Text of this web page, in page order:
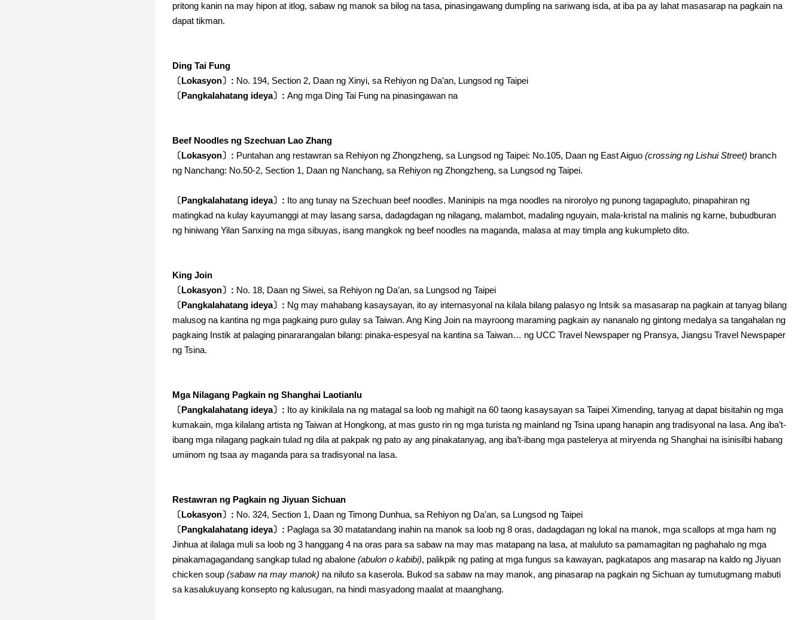
pritong kanin na may hipon at itlog, sabaw ng manok sa bilog na tasa, pinasingawang dumpling na sariwang isda, at iba pa ay lahat masasarap na pagkain na
dapat tikman.
Ding Tai Fung
〔Lokasyon〕: No. 194, Section 2, Daan ng Xinyi, sa Rehiyon ng Da’an, Lungsod ng Taipei
〔Pangkalahatang ideya〕: Ang mga Ding Tai Fung na pinasingawan na
Beef Noodles ng Szechuan Lao Zhang
〔Lokasyon〕: Puntahan ang restawran sa Rehiyon ng Zhongzheng, sa Lungsod ng Taipei: No.105, Daan ng East Aiguo (crossing ng Lishui Street) branch
ng Nanchang: No.50-2, Section 1, Daan ng Nanchang, sa Rehiyon ng Zhongzheng, sa Lungsod ng Taipei.
〔Pangkalahatang ideya〕: Ito ang tunay na Szechuan beef noodles. Maninipis na mga noodles na nirorolyo ng punong tagapagluto, pinapahiran ng
matingkad na kulay kayumanggi at may lasang sarsa, dadagdagan ng nilagang, malambot, madaling nguyain, mala-kristal na malinis ng karne, bubudburan
ng hiniwang Yilan Sanxing na mga sibuyas, isang mangkok ng beef noodles na maganda, malasa at may timpla ang kukumpleto dito.
King Join
〔Lokasyon〕: No. 18, Daan ng Siwei, sa Rehiyon ng Da’an, sa Lungsod ng Taipei
〔Pangkalahatang ideya〕: Ng may mahabang kasaysayan, ito ay internasyonal na kilala bilang palasyo ng Intsik sa masasarap na pagkain at tanyag bilang
malusog na kantina ng mga pagkaing puro gulay sa Taiwan. Ang King Join na mayroong maraming pagkain ay nananalo ng gintong medalya sa tangahalan ng
pagkaing Instik at palaging pinararangalan bilang: pinaka-espesyal na kantina sa Taiwan… ng UCC Travel Newspaper ng Pransya, Jiangsu Travel Newspaper
ng Tsina.
Mga Nilagang Pagkain ng Shanghai Laotianlu
〔Pangkalahatang ideya〕: Ito ay kinikilala na ng matagal sa loob ng mahigit na 60 taong kasaysayan sa Taipei Ximending, tanyag at dapat bisitahin ng mga
kumakain, mga kilalang artista ng Taiwan at Hongkong, at mas gusto rin ng mga turista ng mainland ng Tsina upang hanapin ang tradisyonal na lasa. Ang iba’t-
ibang mga nilagang pagkain tulad ng dila at pakpak ng pato ay ang pinakatanyag, ang iba’t-ibang mga pastelerya at miryenda ng Shanghai na isinisilbi habang
umiinom ng tsaa ay maganda para sa tradisyonal na lasa.
Restawran ng Pagkain ng Jiyuan Sichuan
〔Lokasyon〕: No. 324, Section 1, Daan ng Timong Dunhua, sa Rehiyon ng Da’an, sa Lungsod ng Taipei
〔Pangkalahatang ideya〕: Paglaga sa 30 matatandang inahin na manok sa loob ng 8 oras, dadagdagan ng lokal na manok, mga scallops at mga ham ng
Jinhua at ilalaga muli sa loob ng 3 hanggang 4 na oras para sa sabaw na may mas matapang na lasa, at maluluto sa pamamagitan ng paghahalo ng mga
pinakamagagandang sangkap tulad ng abalone (abulon o kabibi), palikpik ng pating at mga fungus sa kawayan, pagkatapos ang masarap na kaldo ng Jiyuan
chicken soup (sabaw na may manok) na niluto sa kaserola. Bukod sa sabaw na may manok, ang pinasarap na pagkain ng Sichuan ay tumutugmang mabuti
sa kasalukuyang konsepto ng kalusugan, na hindi masyadong maalat at maanghang.